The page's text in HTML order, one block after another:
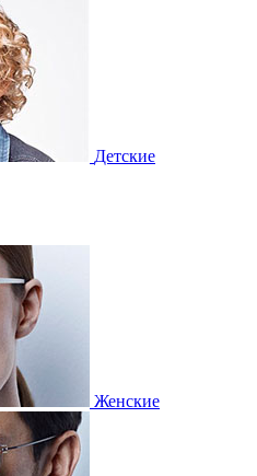
Детские
Женские